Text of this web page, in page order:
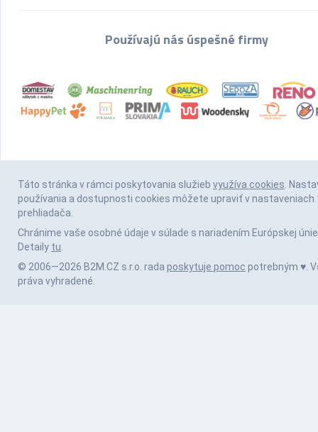
Používajú nás úspešné firmy
Táto stránka v rámci poskytovania služieb využíva cookies.
používania a dostupnosti cookies môžete upraviť v nastaveniach
prehliadača.
Chránime vaše osobné údaje v súlade s nariadením Európskej únie
Detaily tu.
© 2006—2026 B2M.CZ s.r.o. rada poskytuje pomoc potrebným ♥️.
práva vyhradené.